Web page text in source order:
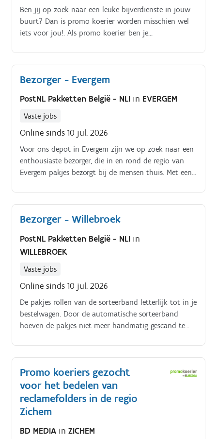
Ben jij op zoek naar een leuke bijverdienste in jouw
buurt? Dan is promo koerier worden misschien wel
iets voor jou!. Als promo koerier ben je
wekelijkse folderpakket in de door jou gekozen buurt
Je kiest daarbij zelf hoe je dat doet (met de fiets, te
voet, bromfiets, … ) De folderpakketten moeten
brievenbussen belanden Je kiest binnen die
tijdspanne zelf wanneer je de pakketten rondbrengt
eigen beschikbaarheid De opdracht is in zelfstandig
bijberoep/hoofdberoep: Wat je hiervoor moet doen
wordt tijdens een gesprek in het dichtstbijzijnde
kantoor of via een videocall gegeven.
Bezorger - Evergem
PostNL Pakketten België - NLI in EVERGEM
Vaste jobs
Online sinds 10 jul. 2026
Voor ons depot in Evergem zijn we op zoek naar een
enthousiaste bezorger, die in en rond de regio van
Evergem pakjes bezorgt bij de mensen thuis. Met een
Bezorger - Willebroek
PostNL Pakketten België - NLI in
WILLEBROEK
Vaste jobs
Online sinds 10 jul. 2026
De pakjes rollen van de sorteerband letterlijk tot in je
bestelwagen. Door de automatische sorteerband
hoeven de pakjes niet meer handmatig gescand te
Promo koeriers gezocht
voor het bedelen van
reclamefolders in de regio
Zichem
BD MEDIA in ZICHEM